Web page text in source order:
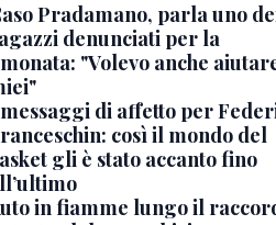
Pradamano, parla uno
denunciati per la
"Volevo anche
di affetto per
così il mondo del
gli è stato accanto fino
in fiamme lungo il